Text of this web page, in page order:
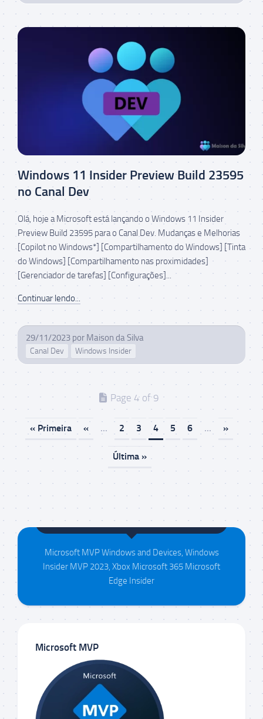
Windows 11 Insider Preview Build 23595
no Canal Dev
Olá, hoje a Microsoft está lançando o Windows 11 Insider
Preview Build 23595 para o Canal Dev. Mudanças e Melhorias
[Copilot no Windows*] [Compartilhamento do Windows] [Tinta
do Windows] [Compartilhamento nas proximidades]
[Gerenciador de tarefas] [Configurações]...
Continuar lendo...
29/11/2023 por Maison da Silva
Canal Dev Windows Insider
Page 4 of 9
« Primeira « ... 2 3 4 5 6 ... »
Última »
Maison da Silva
Microsoft MVP Windows and Devices, Windows
Insider MVP 2023, Xbox Microsoft 365 Microsoft
Edge Insider
Microsoft MVP